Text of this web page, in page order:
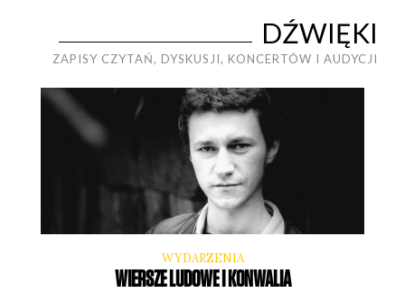
DŹWIĘKI
ZAPISY CZYTAŃ, DYSKUSJI, KONCERTÓW I AUDYCJI
WYDARZENIA
WIERSZE LUDOWE I KONWALIA